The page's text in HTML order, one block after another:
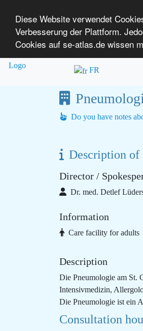
Diese Website verwendet
Verbesserung der Plattform.
Cookies auf se-atlas.de wissen
SE-ATLAS
Mapping of Health
for People with Rare
Overview
FR
Do you have notes
Description
Director /
Dr. med. Detlef
Information
Care facility for adults
Description
Die Pneumologie am St.
Intensivmedizin,
Die Pneumologie ist ein
Consultation